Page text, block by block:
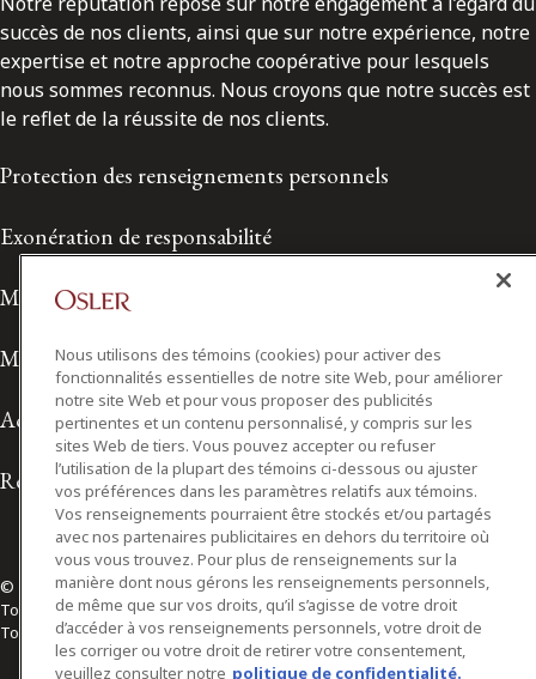
succès de nos clients, ainsi que sur notre expérience, notre
expertise et notre approche coopérative pour lesquels
nous sommes reconnus. Nous croyons que notre succès est
le reflet de la réussite de nos clients.
Protection des renseignements personnels
Exonération de responsabilité
Modalités de prestation de services
Modalités d'utilisation
Accessibilité
Relations avec les médias
© 2026 Osler, Hoskin & Harcourt S.E.N.C.R.L./s.r.l.
Tous droits réservés
Toronto | Montréal | Calgary | Vancouver | Ottawa | New York
Nous utilisons des témoins (cookies) pour activer des
fonctionnalités essentielles de notre site Web, pour améliorer
notre site Web et pour vous proposer des publicités
pertinentes et un contenu personnalisé, y compris sur les
sites Web de tiers. Vous pouvez accepter ou refuser
l’utilisation de la plupart des témoins ci-dessous ou ajuster
vos préférences dans les paramètres relatifs aux témoins.
Vos renseignements pourraient être stockés et/ou partagés
avec nos partenaires publicitaires en dehors du territoire où
vous vous trouvez. Pour plus de renseignements sur la
manière dont nous gérons les renseignements personnels,
de même que sur vos droits, qu’il s’agisse de votre droit
d’accéder à vos renseignements personnels, votre droit de
les corriger ou votre droit de retirer votre consentement,
veuillez consulter notre politique de confidentialité.